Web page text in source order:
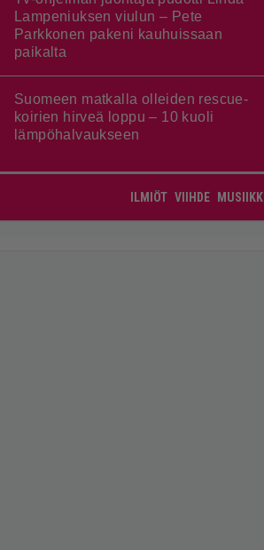
Lampeniuksen viulun – Pete
Parkkonen pakeni kauhuissaan
paikalta
Suomeen matkalla olleiden rescue-
koirien hirveä loppu – 10 kuoli
lämpöhalvaukseen
ILMIÖT VIIHDE MUSIIKKI